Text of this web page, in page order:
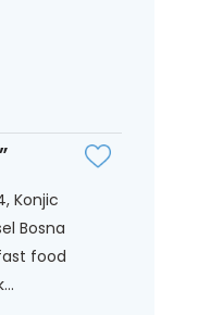
Konjic
Bosna
food